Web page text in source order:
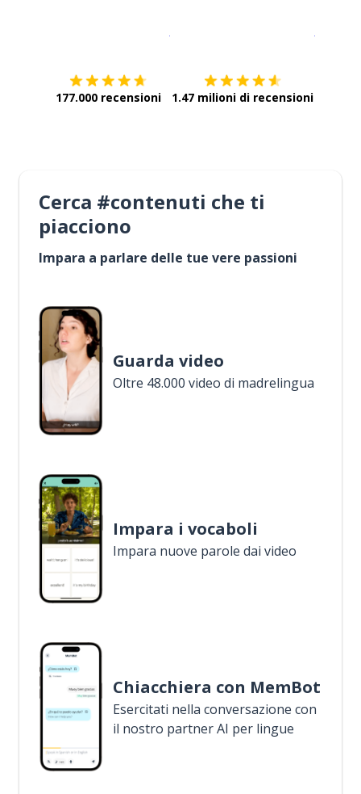
177.000 recensioni 1.47 milioni di recensioni
Cerca #contenuti che ti
piacciono
Impara a parlare delle tue vere passioni
Guarda video
Oltre 48.000 video di madrelingua
Impara i vocaboli
Impara nuove parole dai video
Chiacchiera con MemBot
Esercitati nella conversazione con
il nostro partner AI per lingue